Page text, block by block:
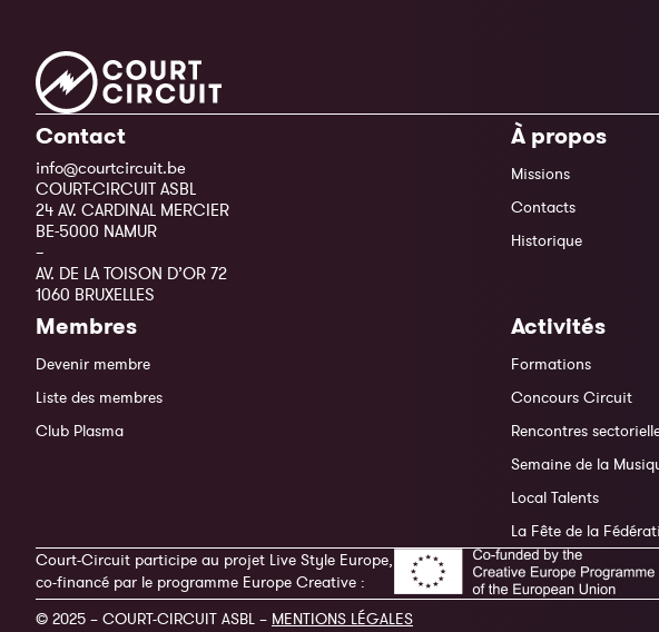
Contact
info@courtcircuit.be
COURT-CIRCUIT ASBL
24 AV. CARDINAL MERCIER
BE-5000 NAMUR
–
AV. DE LA TOISON D’OR 72
1060 BRUXELLES
À propos
Missions
Contacts
Historique
Membres
Devenir membre
Liste des membres
Club Plasma
Activités
Formations
Concours Circuit
Rencontres
Semaine de la
Local Talents
La Fête de la
Court-Circuit participe au projet Live Style Europe,
co-financé par le programme Europe Creative :
© 2025 – COURT-CIRCUIT ASBL – MENTIONS LÉGALES